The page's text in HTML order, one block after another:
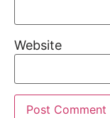
Website